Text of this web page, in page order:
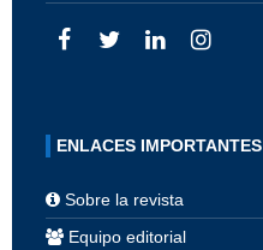
ENLACES IMPORTANTES
Sobre la revista
Equipo editorial